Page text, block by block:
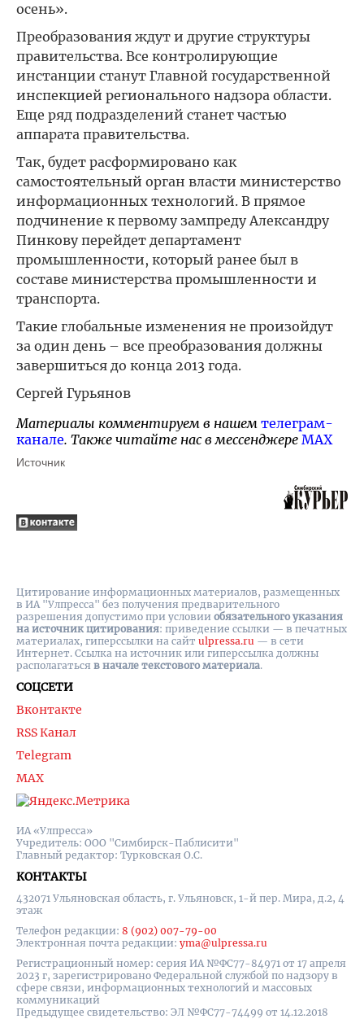
осень».
Преобразования ждут и другие структуры
правительства. Все контролирующие
инстанции станут Главной государственной
инспекцией регионального надзора области.
Еще ряд подразделений станет частью
аппарата правительства.
Так, будет расформировано как
самостоятельный орган власти министерство
информационных технологий. В прямое
подчинение к первому зампреду Александру
Пинкову перейдет департамент
промышленности, который ранее был в
составе министерства промышленности и
транспорта.
Такие глобальные изменения не произойдут
за один день – все преобразования должны
завершиться до конца 2013 года.
Сергей Гурьянов
Материалы комментируем в нашем телеграм-
канале. Также читайте нас в мессенджере MAX
Источник
ИА «Улпресса»
Учредитель: ООО "Симбирск-Паблисити"
Главный редактор: Турковская О.С.
КОНТАКТЫ
432071 Ульяновская область, г. Ульяновск, 1-й пер. Мира, д.2, 4
этаж
Телефон редакции: 8 (902) 007-79-00
Электронная почта редакции: yma@ulpressa.ru
Регистрационный номер: серия ИА №ФС77-84971 от 17 апреля
2023 г, зарегистрировано Федеральной службой по надзору в
сфере связи, информационных технологий и массовых
коммуникаций
Предыдущее свидетельство: ЭЛ №ФС77-74499 от 14.12.2018
СОЦСЕТИ
Вконтакте
RSS Канал
Telegram
MAX
Цитирование информационных материалов, размещенных
в ИА "Улпресса" без получения предварительного
разрешения допустимо при условии обязательного указания
на источник цитирования: приведение ссылки — в печатных
материалах, гиперссылки на cайт ulpressa.ru — в сети
Интернет. Ссылка на источник или гиперссылка должны
располагаться в начале текстового материала.